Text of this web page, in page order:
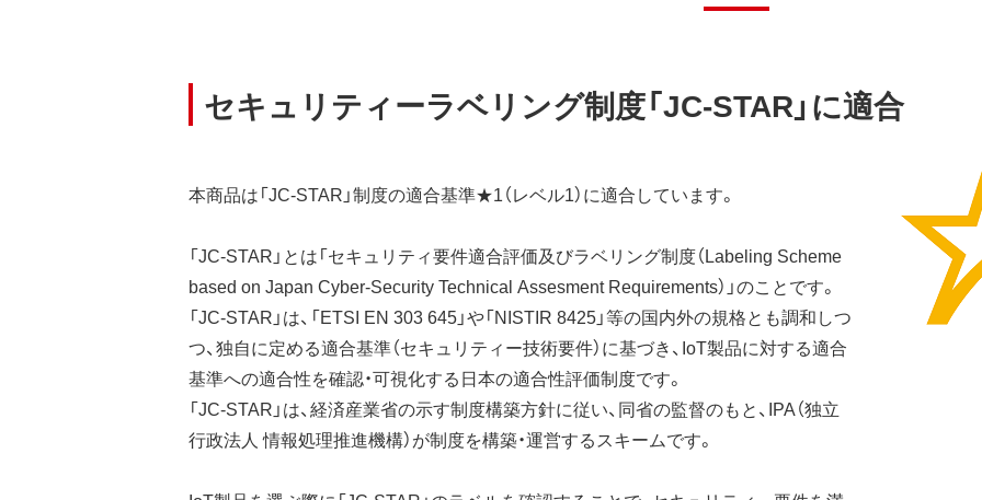
セキュリティーラベリング制度「JC-STAR」に適合
本商品は「JC-STAR」制度の適合基準★1（レベル1）に適合しています。
「JC-STAR」とは「セキュリティ要件適合評価及びラベリング制度（Labeling Scheme
based on Japan Cyber-Security Technical Assesment Requirements）」のことです。
「JC-STAR」は、「ETSI EN 303 645」や「NISTIR 8425」等の国内外の規格とも調和しつ
つ、独自に定める適合基準（セキュリティー技術要件）に基づき、IoT製品に対する適合
基準への適合性を確認・可視化する日本の適合性評価制度です。
「JC-STAR」は、経済産業省の示す制度構築方針に従い、同省の監督のもと、IPA（独立
行政法人 情報処理推進機構）が制度を構築・運営するスキームです。